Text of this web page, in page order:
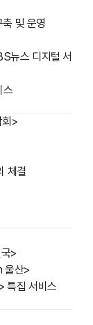
및 운영
뉴스 디지털 서
스
>
체결
>
울산>
특집 서비스